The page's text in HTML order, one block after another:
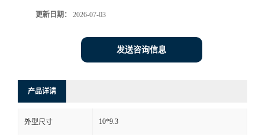
更新日期： 2026-07-03
发送咨询信息
产品详请
外型尺寸 10*9.3